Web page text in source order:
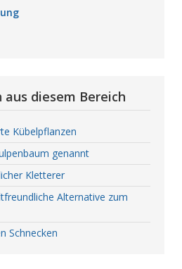
diesem Bereich
Kübelpflanzen
genannt
Kletterer
Alternative zum
Schnecken